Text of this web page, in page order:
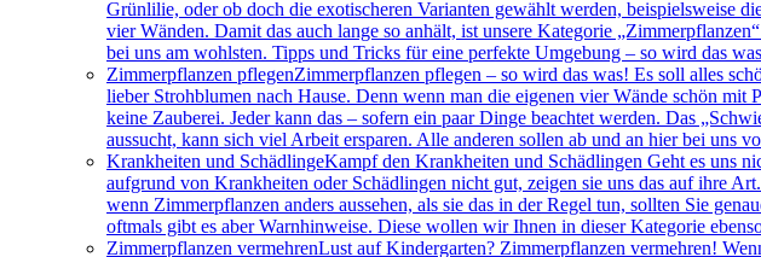
Grünlilie, oder ob doch die exotischeren Varianten gewählt werden, beispielsweise
vier Wänden. Damit das auch lange so anhält, ist unsere Kategorie
bei uns am wohlsten. Tipps und Tricks für eine perfekte Umgebung – so wird das
Zimmerpflanzen pflegenZimmerpflanzen pflegen – so wird das was! Es soll alles
lieber Strohblumen nach Hause. Denn wenn man die eigenen vier Wände schön
keine Zauberei. Jeder kann das – sofern ein paar Dinge beachtet werden. Das
aussucht, kann sich viel Arbeit ersparen. Alle anderen sollen ab und an hier bei uns
Krankheiten und SchädlingeKampf den Krankheiten und Schädlingen Geht es uns
aufgrund von Krankheiten oder Schädlingen nicht gut, zeigen sie uns das auf ihre
wenn Zimmerpflanzen anders aussehen, als sie das in der Regel tun, sollten Sie
oftmals gibt es aber Warnhinweise. Diese wollen wir Ihnen in dieser Kategorie
Zimmerpflanzen vermehrenLust auf Kindergarten? Zimmerpflanzen vermehren!